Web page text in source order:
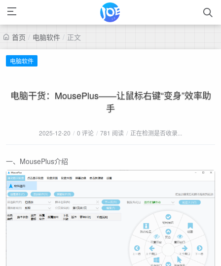
首页 / 电脑软件 / 正文
电脑软件
电脑干货：MousePlus——让鼠标右键“变身”效率助
手
2025-12-20 / 0 评论 / 781 阅读 / 正在检测是否收录...
一、MousePlus介绍